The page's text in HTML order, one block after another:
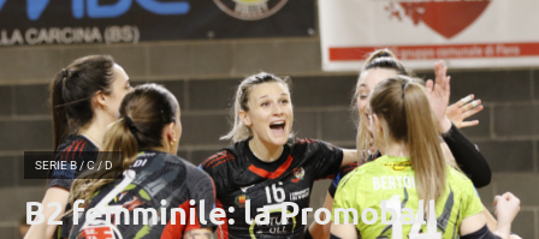
SERIE B / C / D
B2 femminile: la Promoball